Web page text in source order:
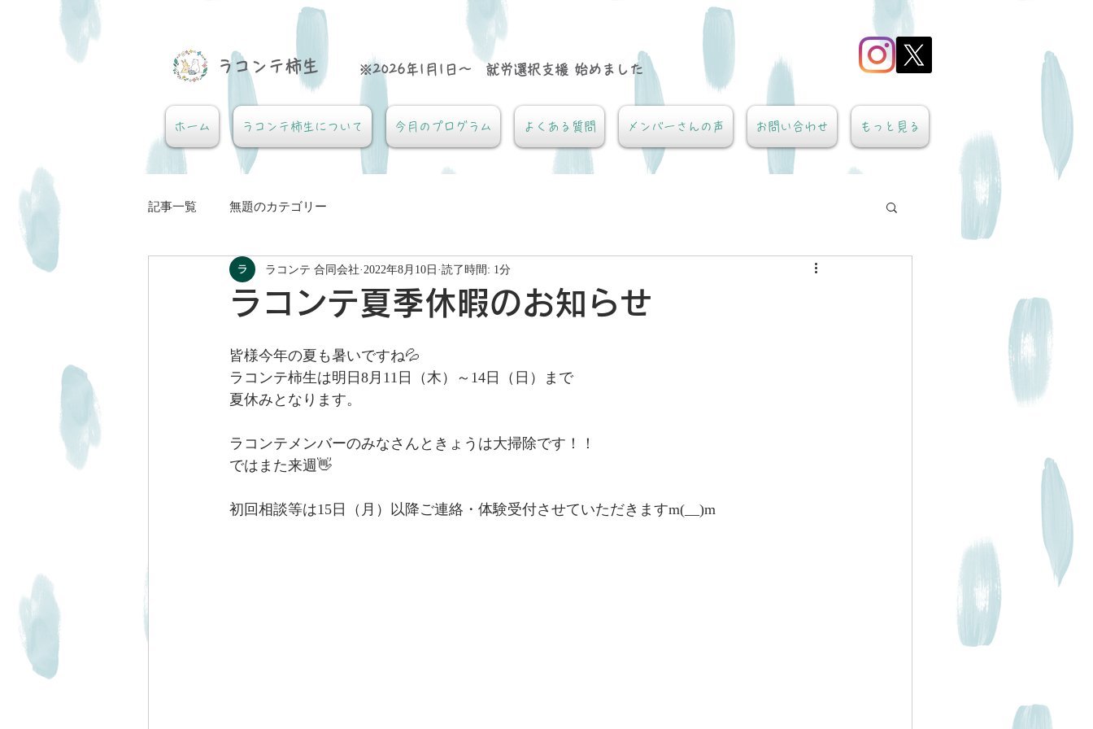
​ラコンテ柿生 ※2026年1月1日～ 就労選択支援 始めました
ホーム ラコンテ柿生について 今月のプログラム よくある質問 メンバーさんの声 お問い合わせ もっと見る
記事一覧 無題のカテゴリー
ラコンテ夏季休暇のお知らせ
ラコンテ 合同会社 2022年8月10日 読了時間: 1分
皆様今年の夏も暑いですね💦
ラコンテ柿生は明日8月11日（木）～14日（日）まで
夏休みとなります。
ラコンテメンバーのみなさんときょうは大掃除です！！
ではまた来週👋
初回相談等は15日（月）以降ご連絡・体験受付させていただきますm(__)m